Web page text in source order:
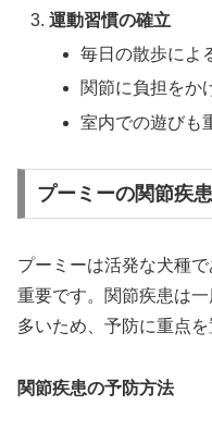
運動習慣の確立
毎日の散歩によ
関節に負担をか
室内での遊びも
プーミーの関節疾
プーミーは活発な犬種
重要です。関節疾患は
多いため、予防に重点を
関節疾患の予防方法